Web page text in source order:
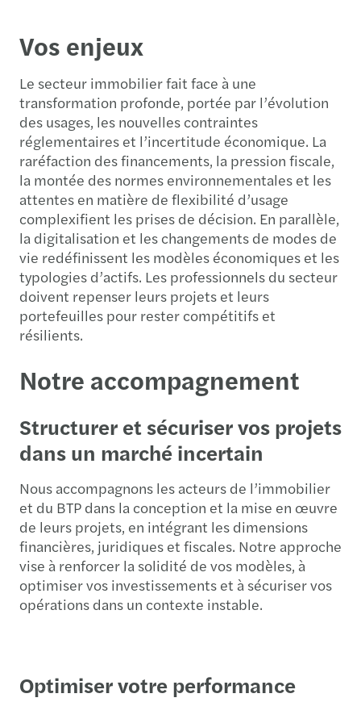
Vos enjeux
Le secteur immobilier fait face à une
transformation profonde, portée par l’évolution
des usages, les nouvelles contraintes
réglementaires et l’incertitude économique. La
raréfaction des financements, la pression fiscale,
la montée des normes environnementales et les
attentes en matière de flexibilité d’usage
complexifient les prises de décision. En parallèle,
la digitalisation et les changements de modes de
vie redéfinissent les modèles économiques et les
typologies d’actifs. Les professionnels du secteur
doivent repenser leurs projets et leurs
portefeuilles pour rester compétitifs et
résilients.
Notre accompagnement
Structurer et sécuriser vos projets
dans un marché incertain
Nous accompagnons les acteurs de l’immobilier
et du BTP dans la conception et la mise en œuvre
de leurs projets, en intégrant les dimensions
financières, juridiques et fiscales. Notre approche
vise à renforcer la solidité de vos modèles, à
optimiser vos investissements et à sécuriser vos
opérations dans un contexte instable.
Optimiser votre performance